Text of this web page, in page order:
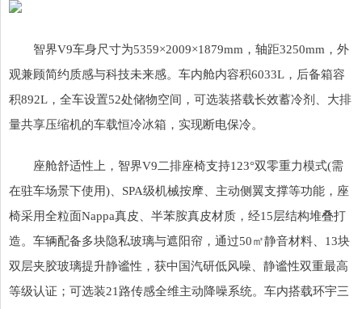
智界V9车身尺寸为5359×2009×1879mm，轴距3250mm，外
观兼顾简约质感与科技未来感。车内舱内容积6033L，后备箱容
积892L，全车设置52处储物空间，可选装搭载长效蓄冷剂、大排
量共享压缩机的车载恒冷冰箱，实现断电保冷。
座舱舒适性上，智界V9二排座椅支持123°双零重力模式(需
在驻车场景下使用)、SPA级机械按摩、主动侧翼支撑等功能，座
椅采用全粒面Nappa真皮、半苯胺真皮材质，经15层结构堆叠打
造。车辆配备多块隐私玻璃与遮阳帘，通过50㎡静音材料、13块
双层夹胶玻璃提升静谧性，获中国汽研低风噪、静谧性双重最高
等级认证；可选装21路传感全维主动降噪系统。车内搭载环宇三